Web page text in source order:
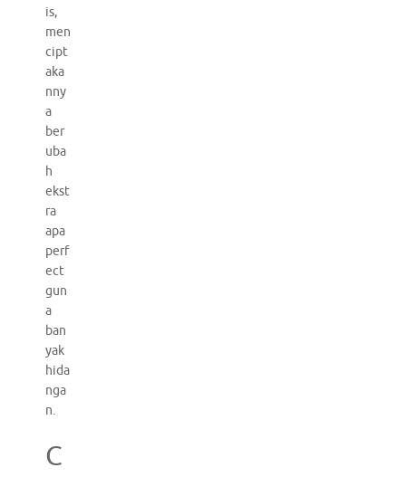
is,
men
cipt
aka
nny
a
ber
uba
h
ekst
ra
apa
perf
ect
gun
a
ban
yak
hida
nga
n.
C